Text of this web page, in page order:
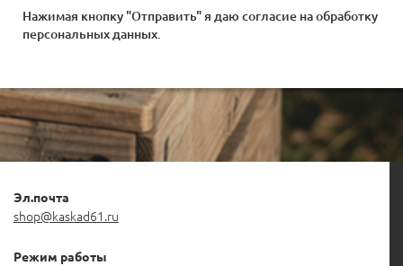
Нажимая кнопку "Отправить" я даю согласие наобработку
персональных данных
Эл.почта
shop@kaskad61.ru
Режим работы